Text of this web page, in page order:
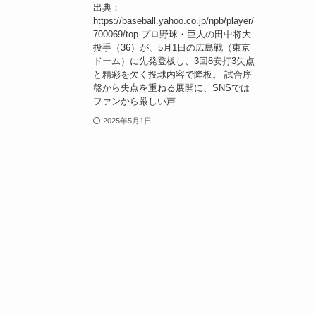
出典：
https://baseball.yahoo.co.jp/npb/player/
700069/top プロ野球・巨人の田中将大
投手（36）が、5月1日の広島戦（東京
ドーム）に先発登板し、3回8安打3失点
と精彩を欠く投球内容で降板。 試合序
盤から失点を重ねる展開に、SNSでは
ファンから厳しい声...
2025年5月1日